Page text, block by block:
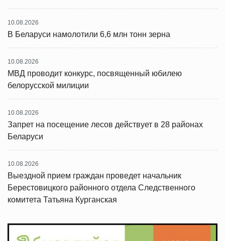
10.08.2026
В Беларуси намолотили 6,6 млн тонн зерна
10.08.2026
МВД проводит конкурс, посвященный юбилею
белорусской милиции
10.08.2026
Запрет на посещение лесов действует в 28 районах
Беларуси
10.08.2026
Выездной прием граждан проведет начальник
Берестовицкого районного отдела Следственного
комитета Татьяна Курганская